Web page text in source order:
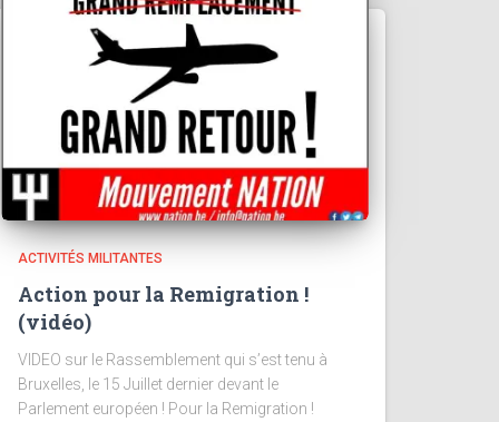
ACTIVITÉS MILITANTES
Action pour la Remigration !
(vidéo)
VIDEO sur le Rassemblement qui s’est tenu à
Bruxelles, le 15 Juillet dernier devant le
Parlement européen ! Pour la Remigration !